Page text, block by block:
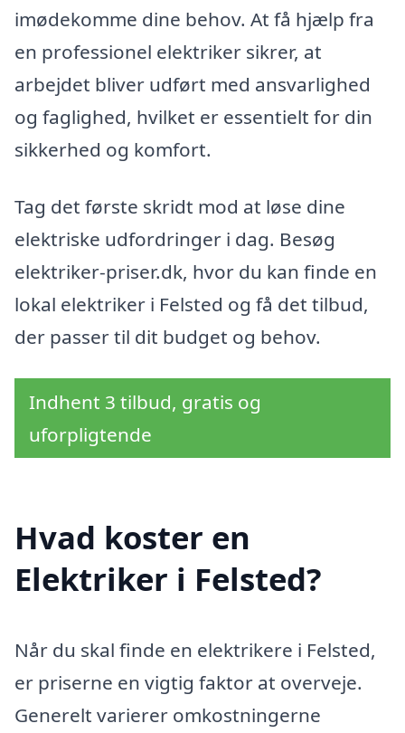
imødekomme dine behov. At få hjælp fra
en professionel elektriker sikrer, at
arbejdet bliver udført med ansvarlighed
og faglighed, hvilket er essentielt for din
sikkerhed og komfort.
Tag det første skridt mod at løse dine
elektriske udfordringer i dag. Besøg
elektriker-priser.dk, hvor du kan finde en
lokal elektriker i Felsted og få det tilbud,
der passer til dit budget og behov.
Indhent 3 tilbud, gratis og
uforpligtende
Hvad koster en
Elektriker i Felsted?
Når du skal finde en elektrikere i Felsted,
er priserne en vigtig faktor at overveje.
Generelt varierer omkostningerne